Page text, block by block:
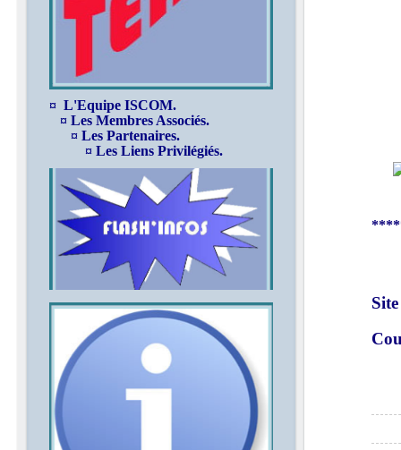
¤ L'Equipe ISCOM.
¤ Les Membres Associés.
¤ Les Partenaires.
¤ Les Liens Privilégiés.